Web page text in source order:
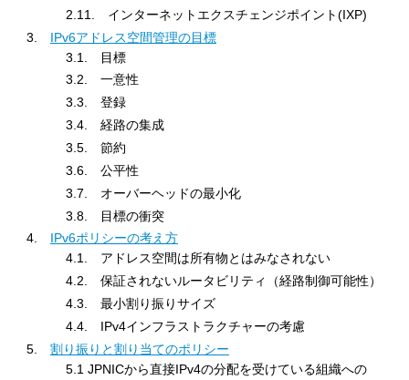
2.11. インターネットエクスチェンジポイント(IXP)
3. IPv6アドレス空間管理の目標
3.1. 目標
3.2. 一意性
3.3. 登録
3.4. 経路の集成
3.5. 節約
3.6. 公平性
3.7. オーバーヘッドの最小化
3.8. 目標の衝突
4. IPv6ポリシーの考え方
4.1. アドレス空間は所有物とはみなされない
4.2. 保証されないルータビリティ（経路制御可能性）
4.3. 最小割り振りサイズ
4.4. IPv4インフラストラクチャーの考慮
5. 割り振りと割り当てのポリシー
5.1 JPNICから直接IPv4の分配を受けている組織への